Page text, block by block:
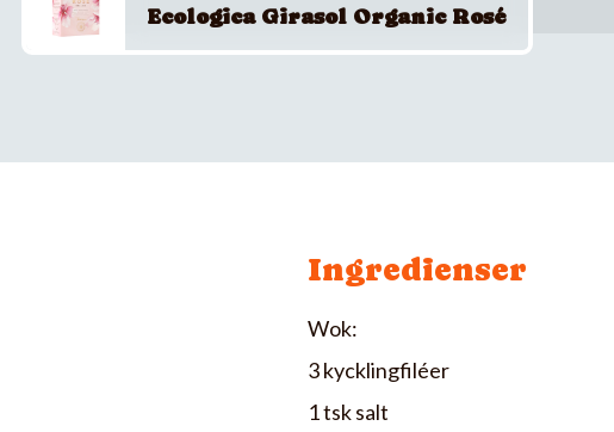
Ecologica Girasol Organic Rosé
Ingredienser
Wok:
3 kycklingfiléer
1 tsk salt